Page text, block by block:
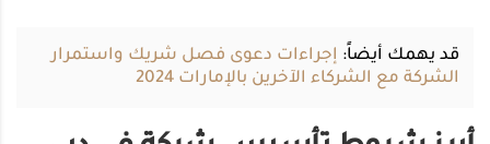
قد يهمك أيضاً: إجراءات دعوى فصل شريك واستمرار
الشركة مع الشركاء الآخرين بالإمارات 2024